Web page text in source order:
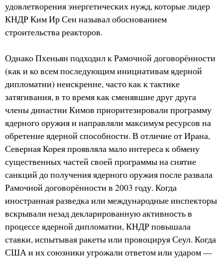
удовлетворения энергетических нужд, которые лидер
КНДР Ким Ир Сен называл обоснованием
строительства реакторов.
Однако Пхеньян подходил к Рамочной договорённости
(как и ко всем последующим инициативам ядерной
дипломатии) неискренне, часто как к тактике
затягивания, в то время как сменявшие друг друга
члены династии Кимов приоритезировали программу
ядерного оружия и направляли максимум ресурсов на
обретение ядерной способности. В отличие от Ирана,
Северная Корея проявляла мало интереса к обмену
существенных частей своей программы на снятие
санкций до получения ядерного оружия после развала
Рамочной договорённости в 2003 году. Когда
иностранная разведка или международные инспекторы
вскрывали незад декларированную активность в
процессе ядерной дипломатии, КНДР повышала
ставки, испытывая ракеты или провоцируя Сеул. Когда
США и их союзники угрожали ответом или ударом —